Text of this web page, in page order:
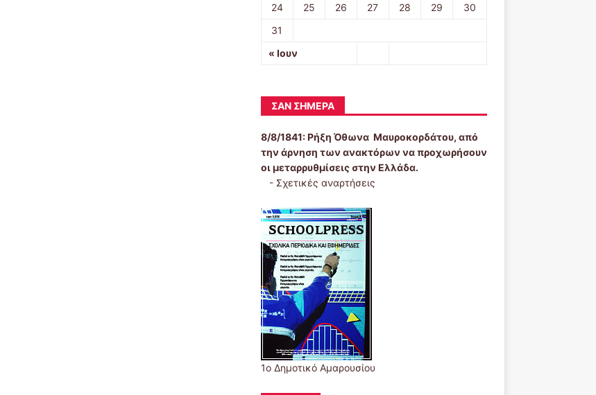
« Ιουν
24
25 26 27 28 29
30
31
ΣΑΝ ΣΉΜΕΡΑ
8/8/1841:Ρήξη Όθωνα  Μαυροκορδάτου, από
την άρνηση των ανακτόρων να προχωρήσουν
οι μεταρρυθμίσεις στην Ελλάδα.
- Σχετικές αναρτήσεις
1ο Δημοτικό Αμαρουσίου